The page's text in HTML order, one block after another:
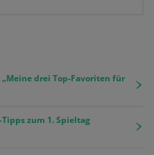
drei Top-Favoriten für
zum 1. Spieltag